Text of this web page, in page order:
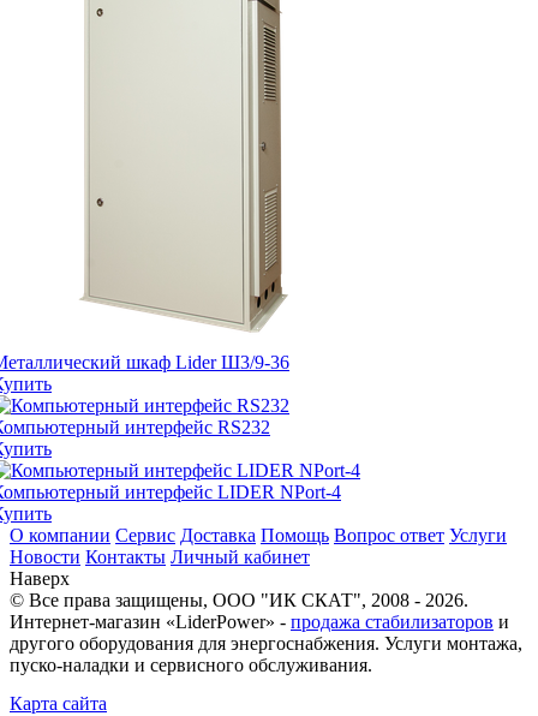
шкаф Lider Ш3/9-36
интерфейс RS232
интерфейс LIDER NPort-4
О компании Сервис Доставка Помощь Вопрос ответ Услуги
Новости Контакты Личный кабинет
Наверх
© Все права защищены, ООО "ИК СКАТ", 2008 - 2026.
Интернет-магазин «LiderPower» - продажа стабилизаторов и
другого оборудования для энергоснабжения. Услуги монтажа,
пуско-наладки и сервисного обслуживания.
Карта сайта